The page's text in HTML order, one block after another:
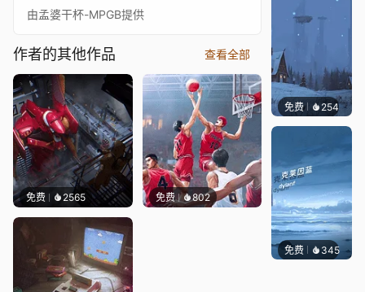
由孟婆干杯-MPGB提供
作者的其他作品 查看全部
免费 2565 免费 802
免费 254
免费 345冰茶Ln